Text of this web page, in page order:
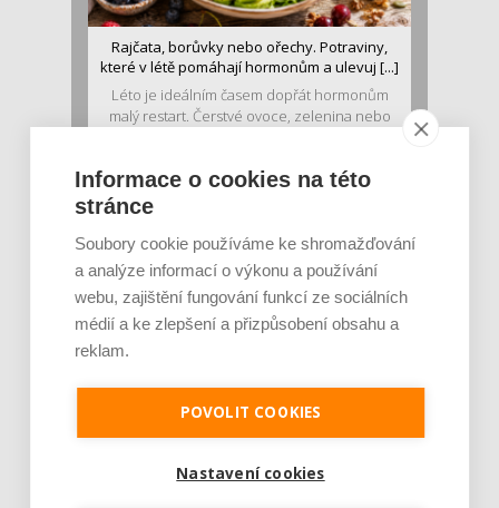
Rajčata, borůvky nebo ořechy. Potraviny,
které v létě pomáhají hormonům a ulevuj [...]
Léto je ideálním časem dopřát hormonům
malý restart. Čerstvé ovoce, zelenina nebo
Je jen pro sportovce, přiberu po něm a ve
stravě ho mám dostatek. Znáte nejčastějš [...]
Pojem protein již nějakou dobu rezonuje
se o ně...
Informace o cookies na této
stránce
Soubory cookie používáme ke shromažďování
a analýze informací o výkonu a používání
webu, zajištění fungování funkcí ze sociálních
médií a ke zlepšení a přizpůsobení obsahu a
reklam.
POVOLIT COOKIES
Nastavení cookies